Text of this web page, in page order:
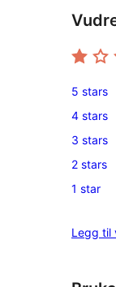
0
5-
star
reviews
5 stars
0
4-
star
reviews
4 stars
0
3-
star
3 stars
0
2-
reviews
2 stars
1
star
1 star
Legg til